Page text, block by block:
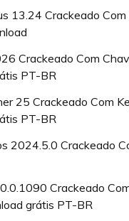
13.24 Crackeado
Crackeado Com
PT-BR
25 Crackeado Com
PT-BR
2024.5.0 Crackeado
Crackeado
grátis PT-BR